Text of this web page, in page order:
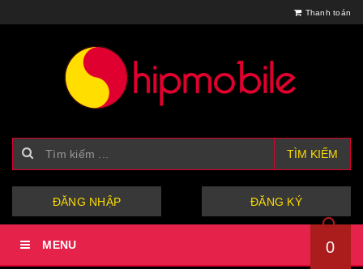
Thanh toán
TÌM KIẾM
ĐĂNG NHẬP ĐĂNG KÝ
MENU 0